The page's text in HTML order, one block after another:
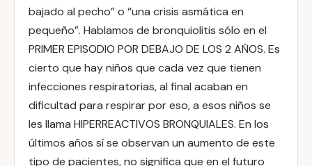
bajado al pecho” o “una crisis asmática en
pequeño”. Hablamos de bronquiolitis sólo en el
PRIMER EPISODIO POR DEBAJO DE LOS 2 AÑOS. Es
cierto que hay niños que cada vez que tienen
infecciones respiratorias, al final acaban en
dificultad para respirar por eso, a esos niños se
les llama HIPERREACTIVOS BRONQUIALES. En los
últimos años sí se observan un aumento de este
tipo de pacientes, no significa que en el futuro